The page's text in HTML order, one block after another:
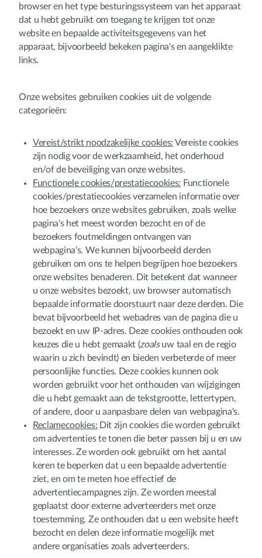
browser en het type besturingssysteem van het apparaat
dat u hebt gebruikt om toegang te krijgen tot onze
website en bepaalde activiteitsgegevens van het
apparaat, bijvoorbeeld bekeken pagina's en aangeklikte
links.
Onze websites gebruiken cookies uit de volgende
categorieën:
Vereist/strikt noodzakelijke cookies: Vereiste cookies
zijn nodig voor de werkzaamheid, het onderhoud
en/of de beveiliging van onze websites.
Functionele cookies/prestatiecookies: Functionele
cookies/prestatiecookies verzamelen informatie over
hoe bezoekers onze websites gebruiken, zoals welke
pagina's het meest worden bezocht en of de
bezoekers foutmeldingen ontvangen van
webpagina's. We kunnen bijvoorbeeld derden
gebruiken om ons te helpen begrijpen hoe bezoekers
onze websites benaderen. Dit betekent dat wanneer
u onze websites bezoekt, uw browser automatisch
bepaalde informatie doorstuurt naar deze derden. Die
bevat bijvoorbeeld het webadres van de pagina die u
bezoekt en uw IP-adres. Deze cookies onthouden ook
keuzes die u hebt gemaakt (zoalsuw taal en de regio
waarin u zich bevindt) en bieden verbeterde of meer
persoonlijke functies. Deze cookies kunnen ook
worden gebruikt voor het onthouden van wijzigingen
die u hebt gemaakt aan de tekstgrootte, lettertypen,
of andere, door u aanpasbare delen van webpagina's.
Reclamecookies: Dit zijn cookies die worden gebruikt
om advertenties te tonen die beter passen bij u en uw
interesses. Ze worden ook gebruikt om het aantal
keren te beperken dat u een bepaalde advertentie
ziet, en om te meten hoe effectief de
advertentiecampagnes zijn. Ze worden meestal
geplaatst door externe adverteerders met onze
toestemming. Ze onthouden dat u een website heeft
bezocht en delen deze informatie mogelijk met
andere organisaties zoals adverteerders.